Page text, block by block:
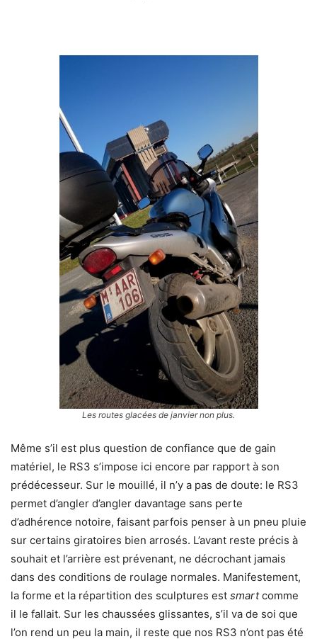
Les routes glacées de janvier non plus.
Même s’il est plus question de confiance que de gain
matériel, le RS3 s’impose ici encore par rapport à son
prédécesseur. Sur le mouillé, il n’y a pas de doute: le RS3
permet d’angler d’angler davantage sans perte
d’adhérence notoire, faisant parfois penser à un pneu pluie
sur certains giratoires bien arrosés. L’avant reste précis à
souhait et l’arrière est prévenant, ne décrochant jamais
dans des conditions de roulage normales. Manifestement,
la forme et la répartition des sculptures est smartcomme
il le fallait. Sur les chaussées glissantes, s’il va de soi que
l’on rend un peu la main, il reste que nos RS3 n’ont pas été